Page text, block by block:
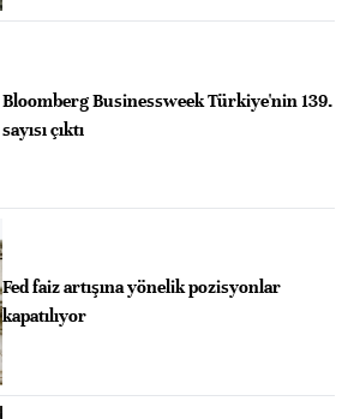
Bloomberg Businessweek Türkiye'nin 139.
sayısı çıktı
Fed faiz artışına yönelik pozisyonlar
kapatılıyor